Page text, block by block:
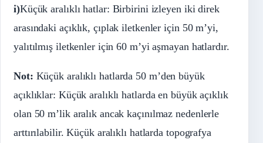
i)Küçük aralıklı hatlar: Birbirini izleyen iki direk
arasındaki açıklık, çıplak iletkenler için 50 m’yi,
yalıtılmış iletkenler için 60 m’yi aşmayan hatlardır.
Not: Küçük aralıklı hatlarda 50 m’den büyük
açıklıklar: Küçük aralıklı hatlarda en büyük açıklık
olan 50 m’lik aralık ancak kaçınılmaz nedenlerle
arttırılabilir. Küçük aralıklı hatlarda topografya